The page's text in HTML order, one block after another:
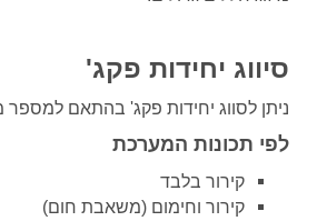
סיווג יחידות פקג'
ניתן לסווג יחידות פקג' בהתאם למספר
לפי תכונות המערכת
קירור בלבד
קירור וחימום (משאבת חום)